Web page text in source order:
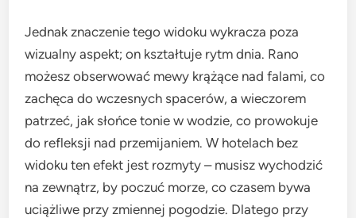
Jednak znaczenie tego widoku wykracza poza
wizualny aspekt; on kształtuje rytm dnia. Rano
możesz obserwować mewy krążące nad falami, co
zachęca do wczesnych spacerów, a wieczorem
patrzeć, jak słońce tonie w wodzie, co prowokuje
do refleksji nad przemijaniem. W hotelach bez
widoku ten efekt jest rozmyty – musisz wychodzić
na zewnątrz, by poczuć morze, co czasem bywa
uciążliwe przy zmiennej pogodzie. Dlatego przy